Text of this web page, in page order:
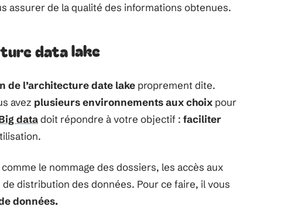
assurer de la qualité des informations obtenues.
data lake
de l’architecture date lake proprement dite.
avez plusieurs environnements aux choix pour
datadoit répondre à votre objectif : faciliter
comme le nommage des dossiers, les accès aux
distribution des données. Pour ce faire, il vous
données.